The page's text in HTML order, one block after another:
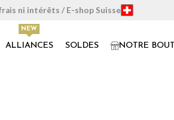
ni intérêts / E-shop Suisse
ALLIANCES SOLDES NOTRE